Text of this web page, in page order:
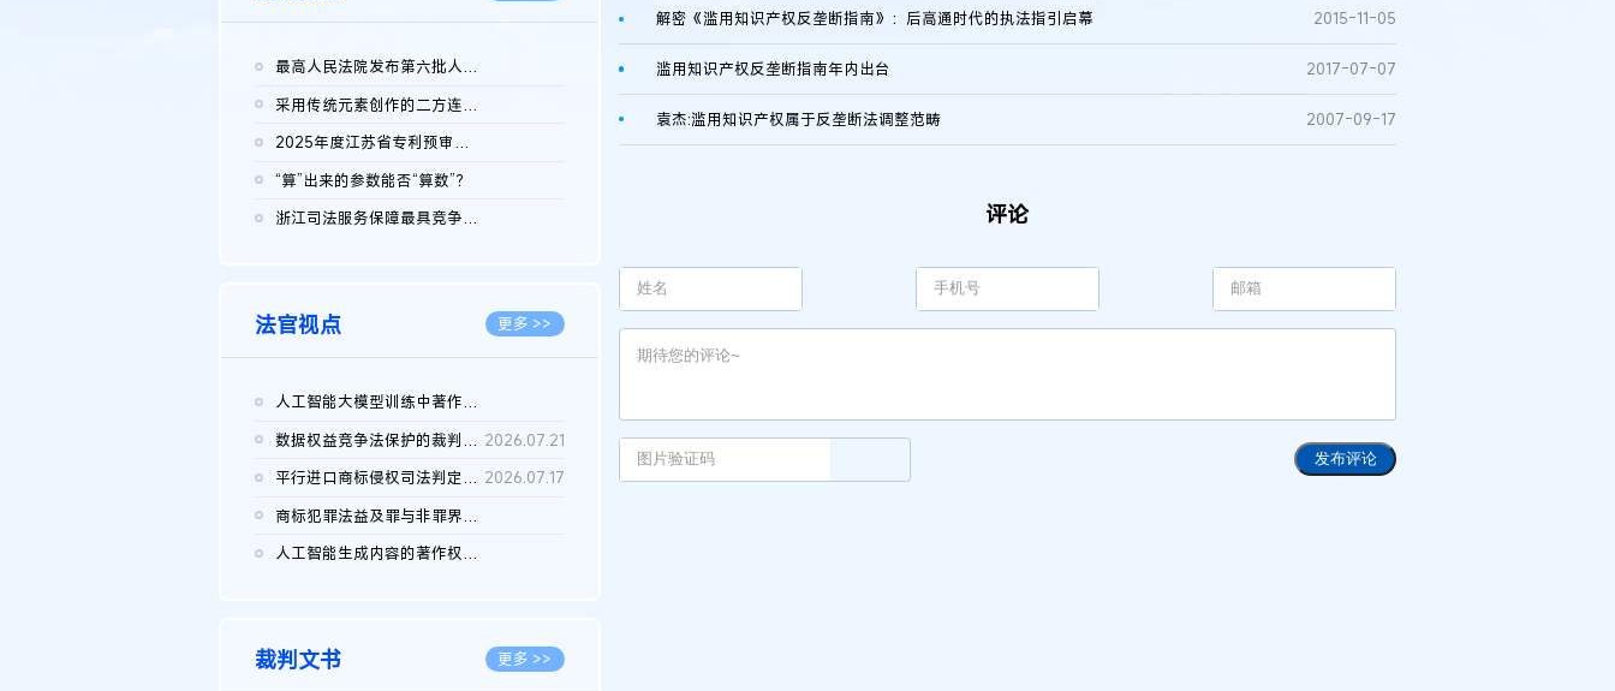
最高人民法院发布第六批人民法院种业知识产权司法保护典型案例 含...
采用传统元素创作的二方连续装饰图案作品的独创性及侵权对比认定
2025年度江苏省专利预审典型案例
“算”出来的参数能否“算数”？
浙江司法服务保障最具竞争力营商环境建设典型案例（第二批）含侵...
法官视点 更多 >>
人工智能大模型训练中著作权的合理使用
2026.07.28
数据权益竞争法保护的裁判路径构建 2026.07.21
平行进口商标侵权司法判定规则的困境与纾解 2026.07.17
商标犯罪法益及罪与非罪界限研究
人工智能生成内容的著作权司法认定：演进逻辑、现实困境与规则建...
裁判文书 更多 >>
解密《滥用知识产权反垄断指南》：后高通时代的执法指引启幕 2015-11-05
滥用知识产权反垄断指南年内出台 2017-07-07
袁杰:滥用知识产权属于反垄断法调整范畴 2007-09-17
评论
发布评论